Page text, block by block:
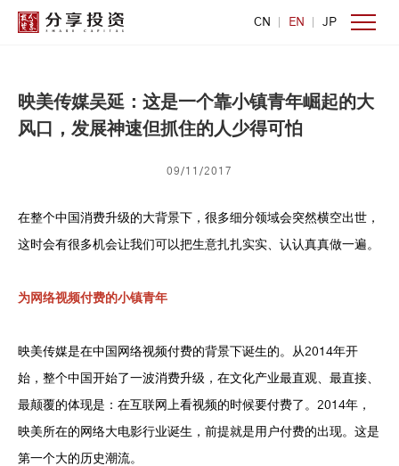
CN EN JP
映美传媒吴延：这是一个靠小镇青年崛起的大
风口，发展神速但抓住的人少得可怕
09/11/2017
在整个中国消费升级的大背景下，很多细分领域会突然横空出世，
这时会有很多机会让我们可以把生意扎扎实实、认认真真做一遍。
为网络视频付费的小镇青年
映美传媒是在中国网络视频付费的背景下诞生的。从2014年开
始，整个中国开始了一波消费升级，在文化产业最直观、最直接、
最颠覆的体现是：在互联网上看视频的时候要付费了。2014年，
映美所在的网络大电影行业诞生，前提就是用户付费的出现。这是
第一个大的历史潮流。